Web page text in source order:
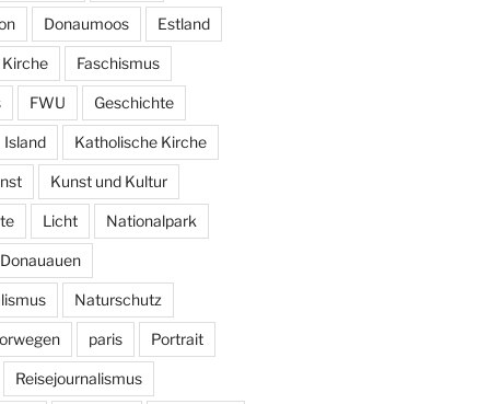
Donaumoos Estland
Faschismus
FWU Geschichte
Island Katholische Kirche
Kunst und Kultur
Licht Nationalpark
Naturschutz
paris Portrait
Reisejournalismus